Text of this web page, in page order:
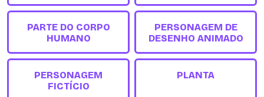
PARTE DO CORPO
HUMANO
PERSONAGEM DE
DESENHO ANIMADO
PERSONAGEM
FICTÍCIO
PLANTA